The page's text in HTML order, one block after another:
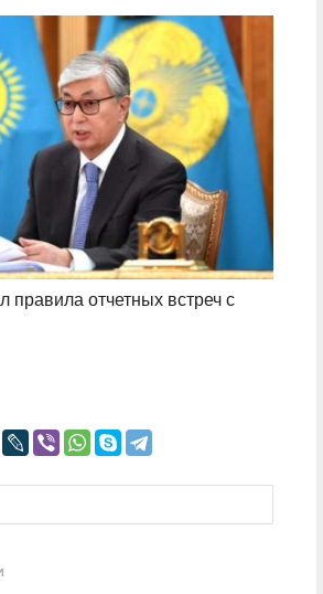
правила отчетных встреч с